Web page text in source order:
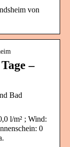
von
–
Bad
l/m² ; Wind:
0